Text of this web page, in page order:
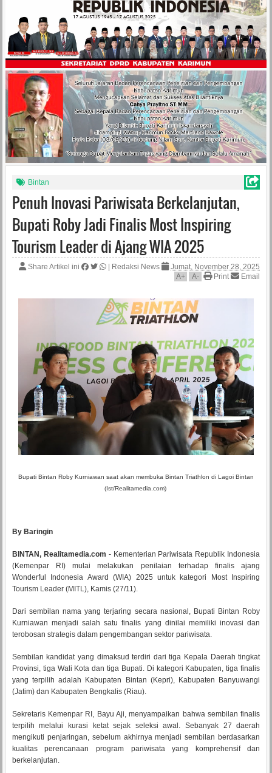
Bintan
Penuh Inovasi Pariwisata Berkelanjutan,
Bupati Roby Jadi Finalis Most Inspiring
Tourism Leader di Ajang WIA 2025
Share Artikel ini Redaksi News
Jumat, November 28, 2025
A+ A- Print Email
Bupati Bintan Roby Kurniawan saat akan membuka Bintan Triathlon di Lagoi Bintan
(Ist/Realitamedia.com)
By Baringin
BINTAN, Realitamedia.com - Kementerian Pariwisata Republik Indonesia
(Kemenpar RI) mulai melakukan penilaian terhadap finalis ajang
Wonderful Indonesia Award (WIA) 2025 untuk kategori Most Inspiring
Tourism Leader (MITL), Kamis (27/11).
Dari sembilan nama yang terjaring secara nasional, Bupati Bintan Roby
Kurniawan menjadi salah satu finalis yang dinilai memiliki inovasi dan
terobosan strategis dalam pengembangan sektor pariwisata.
Sembilan kandidat yang dimaksud terdiri dari tiga Kepala Daerah tingkat
Provinsi, tiga Wali Kota dan tiga Bupati. Di kategori Kabupaten, tiga finalis
yang terpilih adalah Kabupaten Bintan (Kepri), Kabupaten Banyuwangi
(Jatim) dan Kabupaten Bengkalis (Riau).
Sekretaris Kemenpar RI, Bayu Aji, menyampaikan bahwa sembilan finalis
terpilih melalui kurasi ketat sejak seleksi awal. Sebanyak 27 daerah
mengikuti penjaringan, sebelum akhirnya menjadi sembilan berdasarkan
kualitas perencanaan program pariwisata yang komprehensif dan
berkelanjutan.